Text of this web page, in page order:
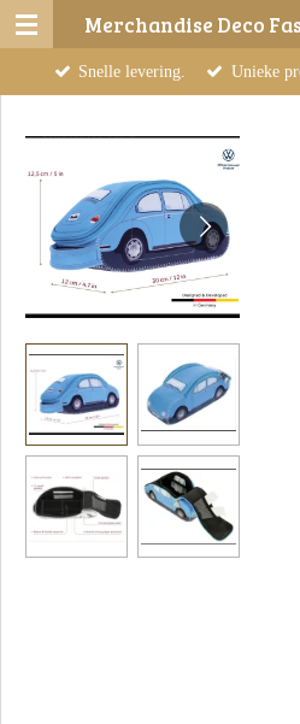
Ga
Merchandise Deco
Snelle levering. Unieke